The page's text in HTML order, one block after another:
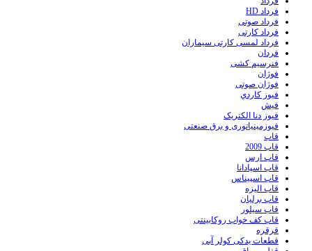
فرداد HD
فرداد صوتی
فرداد کارتی
فرداد لمسی کارتی سیماران
فردان
فنرسیم کشی
فوژان
فوژان صوتی
فيوز کاردي
فیش
فیوز دنا الکتریک
فیوزمینیاتوری و برق صنعتی
قاب
قاب 2009
قاب ارس
قاب اسپادانا
قاب اسپیناس
قاب الیزه
قاب برلیان
قاب سیلور
قاب کف خواب روکابینتی
قرقره
قطعات یدکی کولر آبی